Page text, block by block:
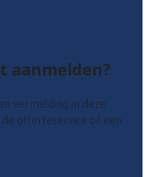
aanmelden?
vermelding in deze
de offerteservice of een